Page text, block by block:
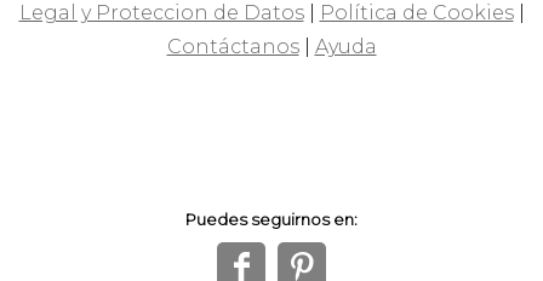
Legal y Proteccion de Datos| Política de Cookies|
Contáctanos| Ayuda
Puedes seguirnos en:
f 1